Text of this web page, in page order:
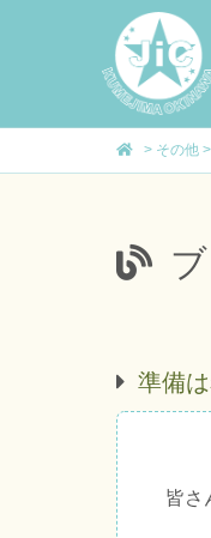
> その他 >
準備
皆さ